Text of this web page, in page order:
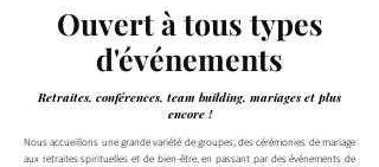
Ouvert à tous types
d'événements
Retraites, conférences, team building, mariages et plus
encore !
Nous accueillons une grande variété de groupes, des cérémonies de mariage
aux retraites spirituelles et de bien-être, en passant par des événements de